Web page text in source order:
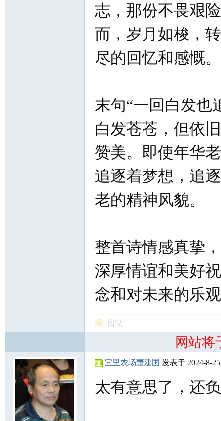
志，那份不畏艰
而，岁月如梭，
尽的回忆和感慨。
末句“一回白发也
白发苍苍，但依
赞美。即使年华
追逐着梦想，追
老的精神风貌。
整首诗情感真挚
深厚情谊和美好
念和对未来的乐
回复
网站将
宜里农场董建国 发表于 2024-8-
太有意思了，还